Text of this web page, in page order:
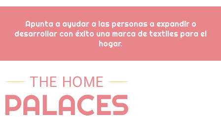
Apunta a ayudar a las personas a expandir o
desarrollar con éxito una marca de textiles para el
hogar.